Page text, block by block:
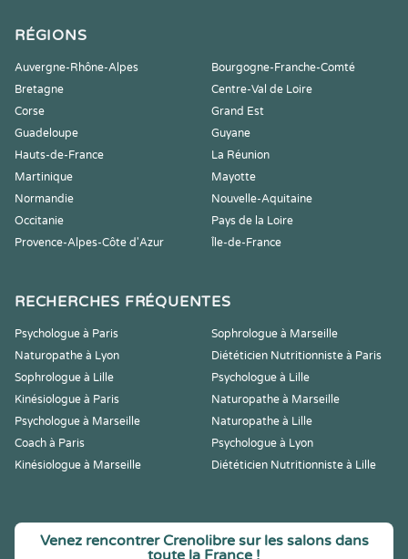
RÉGIONS
Auvergne-Rhône-Alpes
Bourgogne-Franche-Comté
Bretagne
Centre-Val de Loire
Corse
Grand Est
Guadeloupe
Guyane
Hauts-de-France
La Réunion
Martinique
Mayotte
Normandie
Nouvelle-Aquitaine
Occitanie
Pays de la Loire
Provence-Alpes-Côte d'Azur
Île-de-France
RECHERCHES FRÉQUENTES
Psychologue à Paris
Sophrologue à Marseille
Naturopathe à Lyon
Diététicien Nutritionniste à Paris
Sophrologue à Lille
Psychologue à Lille
Kinésiologue à Paris
Naturopathe à Marseille
Psychologue à Marseille
Naturopathe à Lille
Coach à Paris
Psychologue à Lyon
Kinésiologue à Marseille
Diététicien Nutritionniste à Lille
Venez rencontrer Crenolibre sur les salons dans
toute la France !